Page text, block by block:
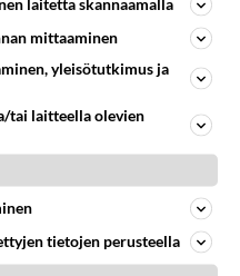
nimesi alkaa?
46
Onko välillänne suuri vetovoima ja miten se ilmenee? Onko siitä haittaa?
33
88
597
laitetta skannaamalla
mittaaminen
yleisötutkimus ja
tai laitteella olevien
tietojen perusteella